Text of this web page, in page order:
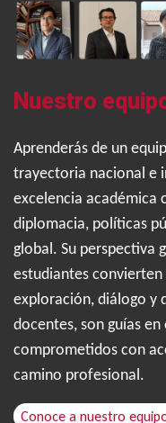
Nuestro
Aprenderás de un
trayectoria nacional e
excelencia académica
diplomacia, políticas
global. Su perspectiva
estudiantes convierten
exploración, diálogo y
docentes, son guías
comprometidos con
camino profesional.
Conoce a nuestro